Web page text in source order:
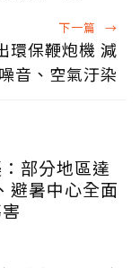
下一篇 →
環保鞭炮機 減
音、空氣汙染
部分地區達
避暑中心全面